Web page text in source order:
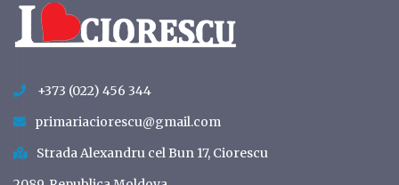
+373 (022) 456 344
primariaciorescu@gmail.com
Strada Alexandru cel Bun 17, Ciorescu